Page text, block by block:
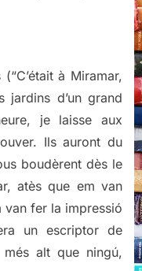
à Miramar,
jardins d’un grand
je laisse aux
Ils auront du
boudèrent dès le
atès que em van
van fer la impressió
un escriptor de
alt que ningú,